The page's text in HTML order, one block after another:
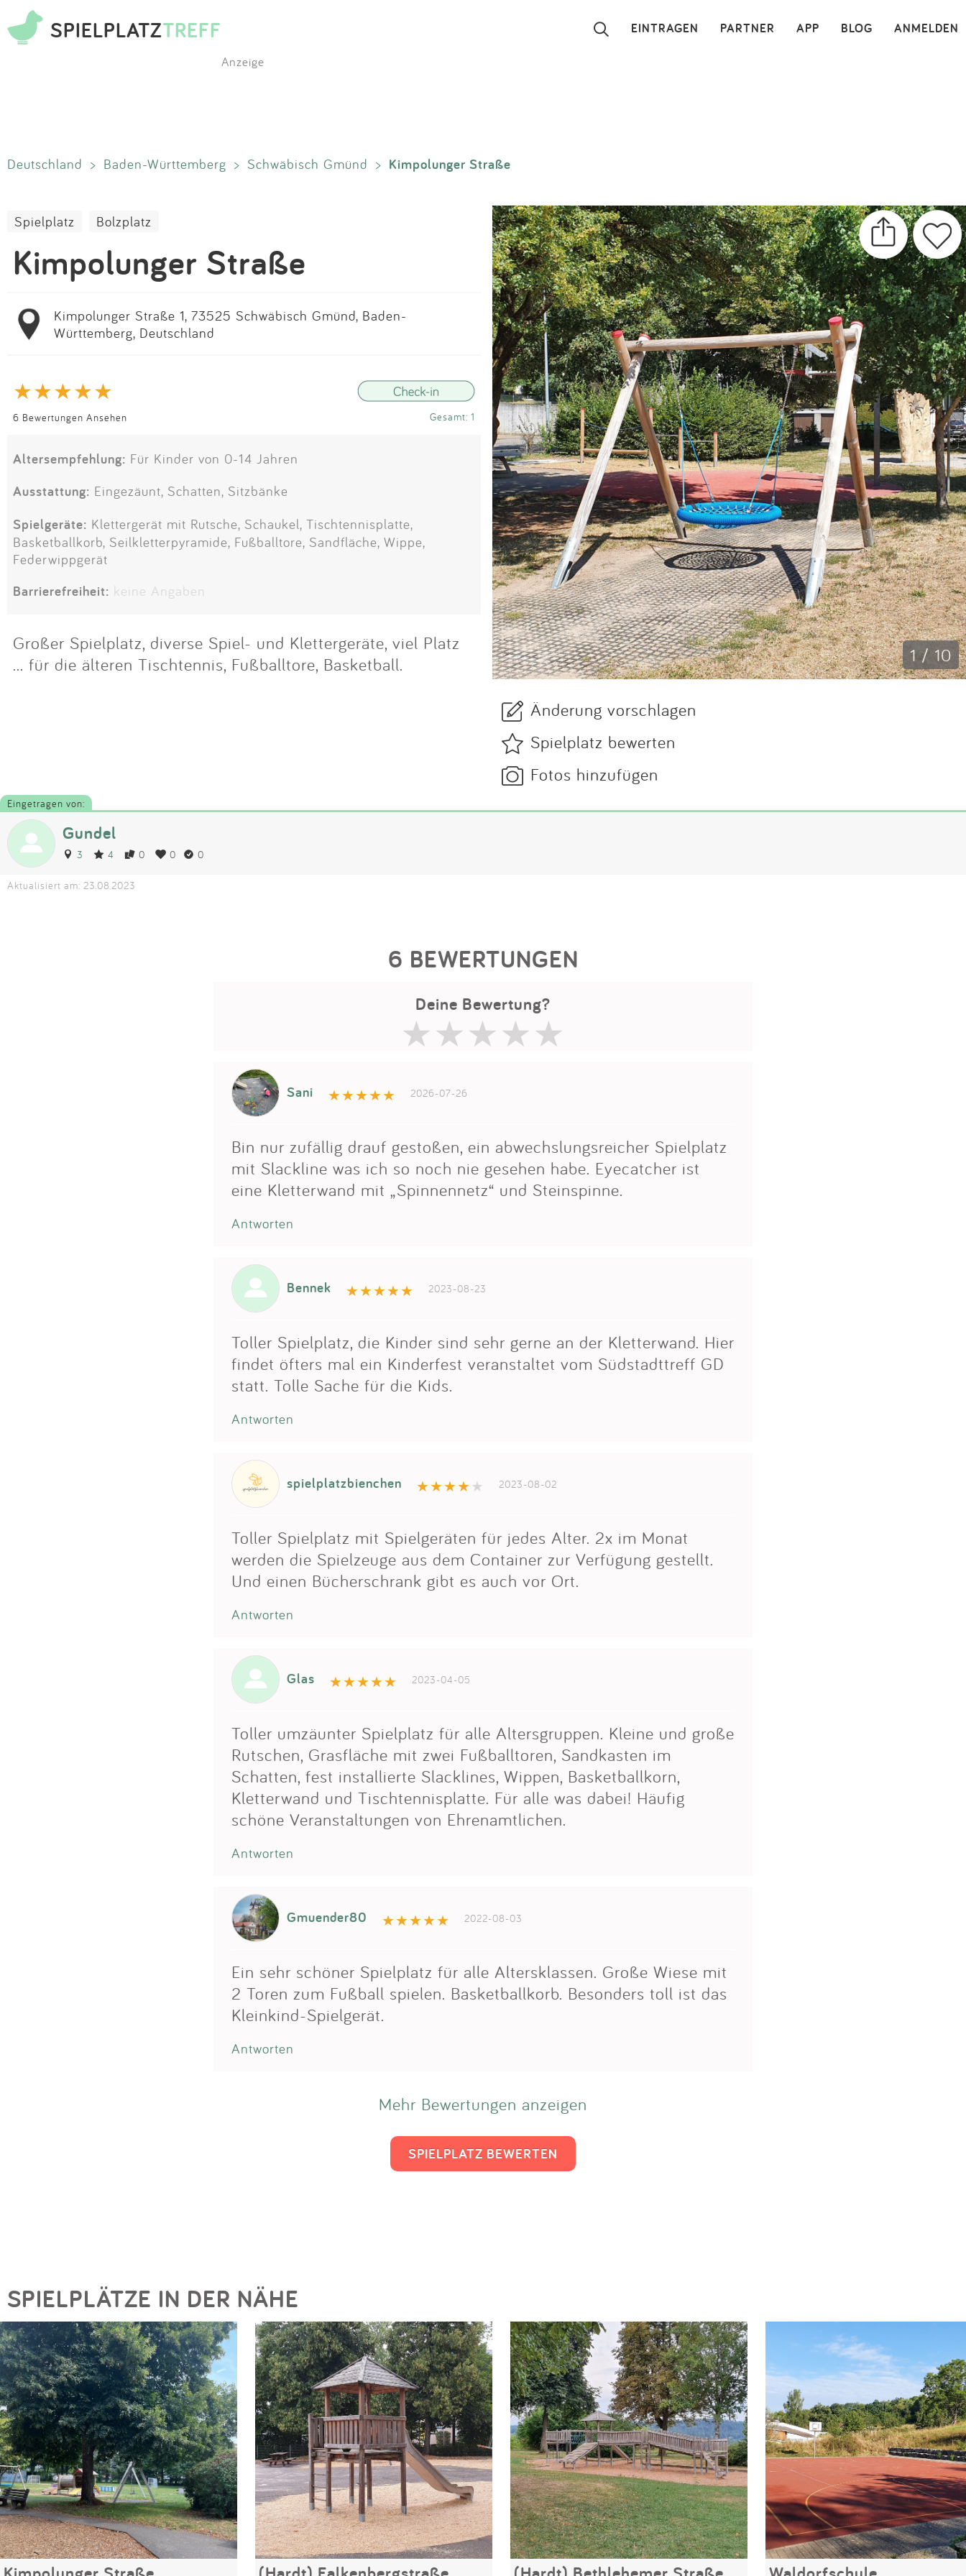
SPIELPLATZTREFF ANMELDEN
BLOG
APP
PARTNER
EINTRAGEN ×
App
Blog
Partner
Kontakt
Impressum
Anmelden
Anzeige
Deutschland > Baden-Württemberg > Schwäbisch Gmünd > Kimpolunger Straße
Spielplatz Bolzplatz
Kimpolunger Straße
Kimpolunger Straße 1, 73525 Schwäbisch Gmünd, Baden-
Württemberg, Deutschland
6 Bewertungen Ansehen Gesamt: 1
Altersempfehlung: Für Kinder von 0-14 Jahren
Ausstattung: Eingezäunt, Schatten, Sitzbänke
Spielgeräte: Klettergerät mit Rutsche, Schaukel, Tischtennisplatte,
Basketballkorb, Seilkletterpyramide, Fußballtore, Sandfläche, Wippe,
Federwippgerät
Barrierefreiheit: keine Angaben
Großer Spielplatz, diverse Spiel- und Klettergeräte, viel Platz
... für die älteren Tischtennis, Fußballtore, Basketball.
1 / 10
Änderung vorschlagen
Spielplatz bewerten
Fotos hinzufügen
Eingetragen von:
Gundel
3 4 0 0 0
Aktualisiert am: 23.08.2023
6 BEWERTUNGEN
Deine Bewertung?
Sani 2026-07-26
Bin nur zufällig drauf gestoßen, ein abwechslungsreicher Spielplatz
mit Slackline was ich so noch nie gesehen habe. Eyecatcher ist
eine Kletterwand mit „Spinnennetz“ und Steinspinne.
Antworten
Bennek 2023-08-23
Toller Spielplatz, die Kinder sind sehr gerne an der Kletterwand. Hier
findet öfters mal ein Kinderfest veranstaltet vom Südstadttreff GD
statt. Tolle Sache für die Kids.
Antworten
spielplatzbienchen 2023-08-02
Toller Spielplatz mit Spielgeräten für jedes Alter. 2x im Monat
werden die Spielzeuge aus dem Container zur Verfügung gestellt.
Und einen Bücherschrank gibt es auch vor Ort.
Antworten
Glas 2023-04-05
Toller umzäunter Spielplatz für alle Altersgruppen. Kleine und große
Rutschen, Grasfläche mit zwei Fußballtoren, Sandkasten im
Schatten, fest installierte Slacklines, Wippen, Basketballkorn,
Kletterwand und Tischtennisplatte. Für alle was dabei! Häufig
schöne Veranstaltungen von Ehrenamtlichen.
Antworten
Gmuender80 2022-08-03
Ein sehr schöner Spielplatz für alle Altersklassen. Große Wiese mit
2 Toren zum Fußball spielen. Basketballkorb. Besonders toll ist das
Kleinkind-Spielgerät.
Antworten
Mehr Bewertungen anzeigen
SPIELPLATZ BEWERTEN
SPIELPLÄTZE IN DER NÄHE